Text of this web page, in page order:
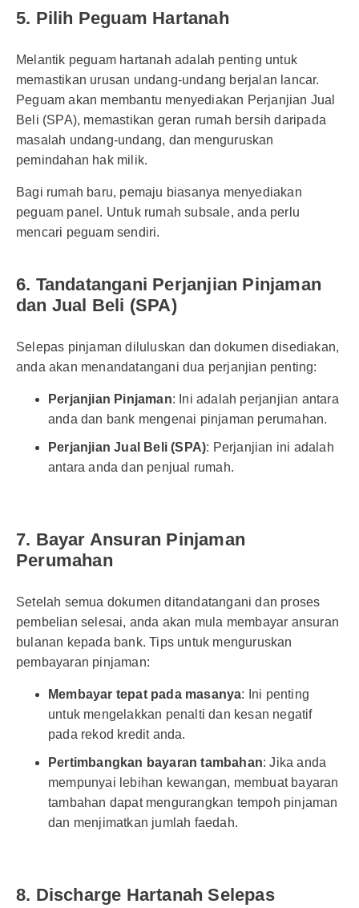
5. Pilih Peguam Hartanah
Melantik peguam hartanah adalah penting untuk
memastikan urusan undang-undang berjalan lancar.
Peguam akan membantu menyediakan Perjanjian Jual
Beli (SPA), memastikan geran rumah bersih daripada
masalah undang-undang, dan menguruskan
pemindahan hak milik.
Bagi rumah baru, pemaju biasanya menyediakan
peguam panel. Untuk rumah subsale, anda perlu
mencari peguam sendiri.
6. Tandatangani Perjanjian Pinjaman
dan Jual Beli (SPA)
Selepas pinjaman diluluskan dan dokumen disediakan,
anda akan menandatangani dua perjanjian penting:
Perjanjian Pinjaman: Ini adalah perjanjian antara
anda dan bank mengenai pinjaman perumahan.
Perjanjian Jual Beli (SPA): Perjanjian ini adalah
antara anda dan penjual rumah.
7. Bayar Ansuran Pinjaman
Perumahan
Setelah semua dokumen ditandatangani dan proses
pembelian selesai, anda akan mula membayar ansuran
bulanan kepada bank. Tips untuk menguruskan
pembayaran pinjaman:
Membayar tepat pada masanya: Ini penting
untuk mengelakkan penalti dan kesan negatif
pada rekod kredit anda.
Pertimbangkan bayaran tambahan: Jika anda
mempunyai lebihan kewangan, membuat bayaran
tambahan dapat mengurangkan tempoh pinjaman
dan menjimatkan jumlah faedah.
8. Discharge Hartanah Selepas